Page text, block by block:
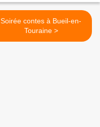
Soirée contes à Bueil-en-
Touraine >